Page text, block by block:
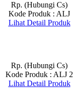
Rp. (Hubungi Cs)
Kode Produk : ALJ
Lihat Detail Produk
Rp. (Hubungi Cs)
Kode Produk : ALJ 2
Lihat Detail Produk